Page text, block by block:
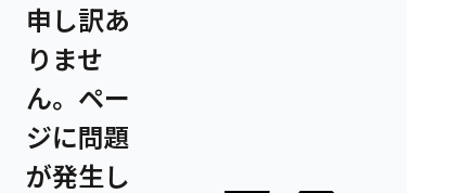
申し訳あ
りませ
ん。ペー
ジに問題
が発生し